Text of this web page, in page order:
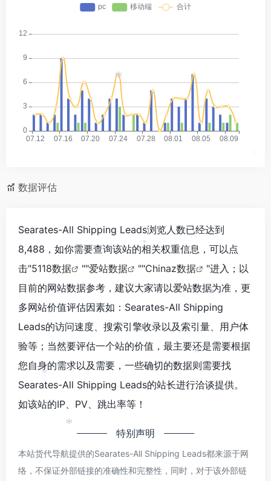
数据评估
Searates-All Shipping Leads浏览人数已经达到
8,488，如你需要查询该站的相关权重信息，可以点
击"5118数据 ""爱站数据 ""Chinaz数据
"进入；以
目前的网站数据参考，建议大家请以爱站数据为准，更
多网站价值评估因素如：Searates-All Shipping
Leads的访问速度、搜索引擎收录以及索引量、用户体
验等；当然要评估一个站的价值，最主要还是需要根据
您自身的需求以及需要，一些确切的数据则需要找
Searates-All Shipping Leads的站长进行洽谈提供。
如该站的IP、PV、跳出率等！
特别声明
本站货代导航提供的Searates-All Shipping Leads都来源于网
络，不保证外部链接的准确性和完整性，同时，对于该外部链
*
*
*
*
*